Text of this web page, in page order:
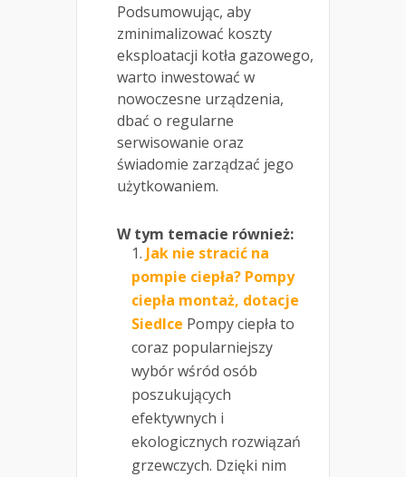
Podsumowując, aby
zminimalizować koszty
eksploatacji kotła gazowego,
warto inwestować w
nowoczesne urządzenia,
dbać o regularne
serwisowanie oraz
świadomie zarządzać jego
użytkowaniem.
W tym temacie również:
Jak nie stracić na
pompie ciepła? Pompy
ciepła montaż, dotacje
Siedlce Pompy ciepła to
coraz popularniejszy
wybór wśród osób
poszukujących
efektywnych i
ekologicznych rozwiązań
grzewczych. Dzięki nim